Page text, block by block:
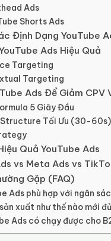
Ads
Shorts Ads
Định Dạng YouTube
Ads Hiệu Quả
Targeting
Targeting
Ads Để Giảm CPV
5 Giây Đầu
Tối Ưu (30-60s)
Quả YouTube Ads
vs Meta Ads vs
Gặp (FAQ)
Ads phù hợp với ngân
xuất như thế nào mới
Ads có chạy được cho